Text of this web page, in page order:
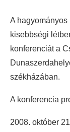
A
kisebbségi
konferenciát a
székházában.
A konferencia
2008. október